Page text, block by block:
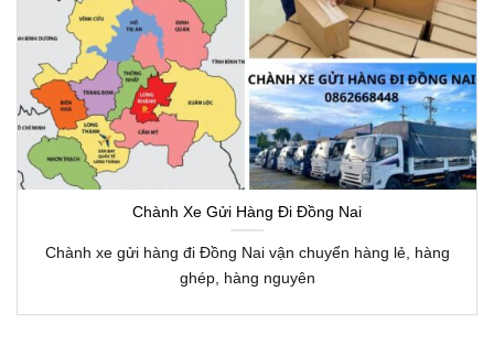
Chành Xe Gửi Hàng Đi Đồng Nai
Chành xe gửi hàng đi Đồng Nai vận chuyển hàng lẻ, hàng
ghép, hàng nguyên